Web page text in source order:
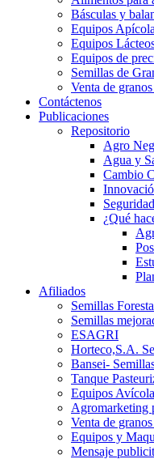
Básculas y
Equipos
Equipos
Equipos de
Semillas de
Venta de
Contáctenos
Publicaciones
Repositorio
Agro
Agua y
Cambio
¿Qué
Afiliados
Semillas
Semillas
ESAGRI
Horteco,S.A.
Bansei-
Tanque
Equipos
Agromarketing
Venta de
Equipos y
Mensaje